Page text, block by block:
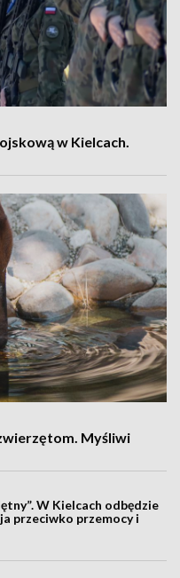
w Kielcach.
Myśliwi
W Kielcach odbędzie
przeciwko przemocy i